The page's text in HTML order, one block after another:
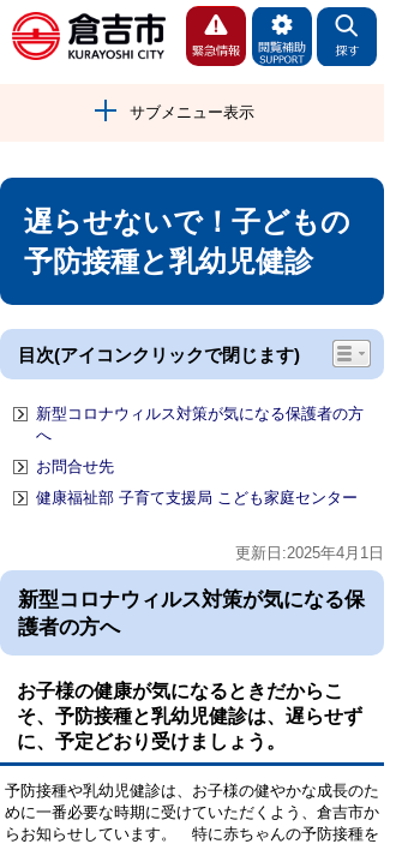
サブメニュー表示
遅らせないで！子どもの
予防接種と乳幼児健診
目次(アイコンクリックで閉じます)
新型コロナウィルス対策が気になる保護者の方
へ
お問合せ先
健康福祉部 子育て支援局 こども家庭センター
更新日:2025年4月1日
新型コロナウィルス対策が気になる保
護者の方へ
お子様の健康が気になるときだからこ
そ、予防接種と乳幼児健診は、遅らせず
に、予定どおり受けましょう。
予防接種や乳幼児健診は、お子様の健やかな成長のた
めに一番必要な時期に受けていただくよう、倉吉市か
らお知らせしています。 特に赤ちゃんの予防接種を